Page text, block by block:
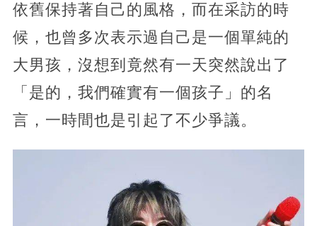
依舊保持著自己的風格，而在采訪的時
候，也曾多次表示過自己是一個單純的
大男孩，沒想到竟然有一天突然說出了
「是的，我們確實有一個孩子」的名
言，一時間也是引起了不少爭議。